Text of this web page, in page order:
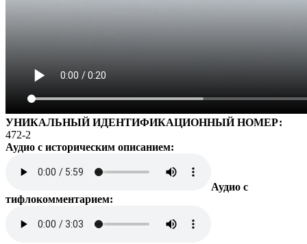
УНИКАЛЬНЫЙ ИДЕНТИФИКАЦИОННЫЙ НОМЕР:
472-2
Аудио с историческим описанием:
Аудио с
тифлокомментарием: